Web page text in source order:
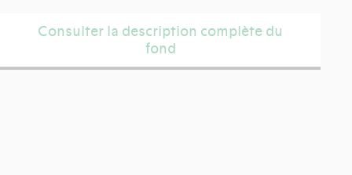
Consulter la description complète du
fond